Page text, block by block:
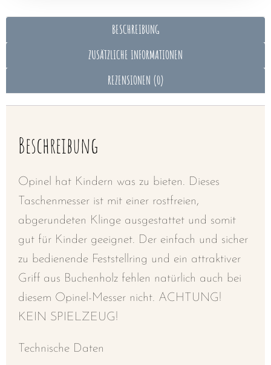
BESCHREIBUNG
ZUSÄTZLICHE INFORMATIONEN
REZENSIONEN (0)
Beschreibung
Opinel hat Kindern was zu bieten. Dieses
Taschenmesser ist mit einer rostfreien,
abgerundeten Klinge ausgestattet und somit
gut für Kinder geeignet. Der einfach und sicher
zu bedienende Feststellring und ein attraktiver
Griff aus Buchenholz fehlen natürlich auch bei
diesem Opinel-Messer nicht. ACHTUNG!
KEIN SPIELZEUG!
Technische Daten